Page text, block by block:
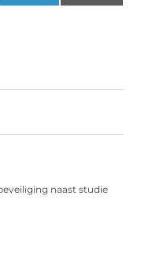
naast studie